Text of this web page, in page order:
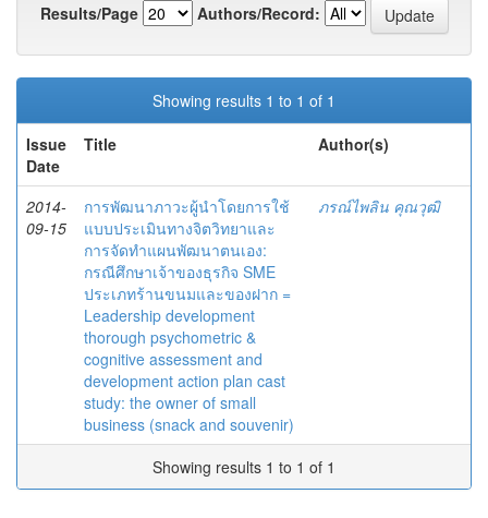
Results/Page
Authors/Record:
Showing results 1 to 1 of 1
Issue
Date
Title Author(s)
2014-
09-15
การพัฒนาภาวะผู้นำโดยการใช้
แบบประเมินทางจิตวิทยาและ
การจัดทำแผนพัฒนาตนเอง:
กรณีศึกษาเจ้าของธุรกิจ SME
ประเภทร้านขนมและของฝาก =
Leadership development
thorough psychometric &
cognitive assessment and
development action plan cast
study: the owner of small
business (snack and souvenir)
ภรณ์ไพลิน คุณวุฒิ
Showing results 1 to 1 of 1